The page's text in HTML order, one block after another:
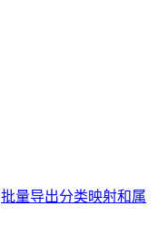
批量导出分类映射和属